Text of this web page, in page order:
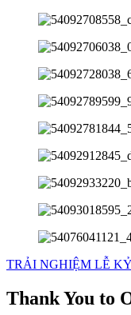
TRẢI NGHIỆM LỄ
Thank You to